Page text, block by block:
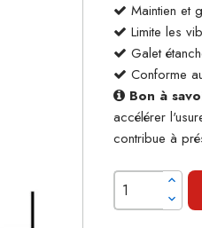
Maintien et
Limite les
Galet
Conforme
Bon à
accélérer
contribue à